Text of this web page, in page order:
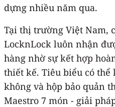
dựng nhiều năm qua.
Tại thị trường Việt Nam,
LocknLock luôn nhận
hàng nhờ sự kết hợp
thiết kế. Tiêu biểu có thể
không và hộp bảo quản
Maestro 7 món - giải